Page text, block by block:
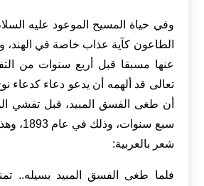
وفي حياة المسيح الموعود عليه
الطاعون كآية عذاب خاصة في الهند،
عنها مسبقا قبل أربع سنوات من
تعالى قد ألهمه أن يدعو دعاء كدعاء
أن طغى الفسق المبيد، قبل تفشي
سبع
شعر بالعربية:
فلما طغى الفسق المبيد بسيله..